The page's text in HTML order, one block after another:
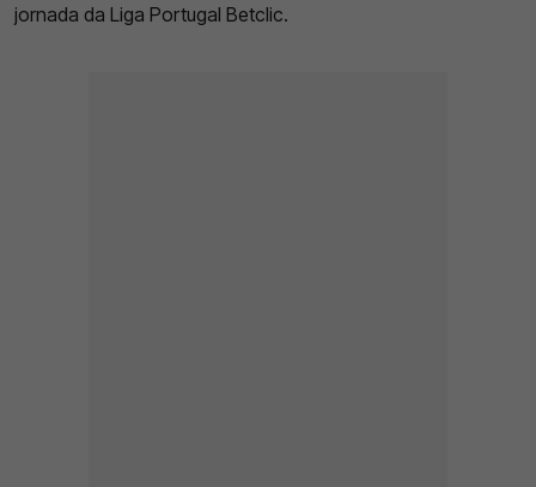
jornada da Liga Portugal Betclic.